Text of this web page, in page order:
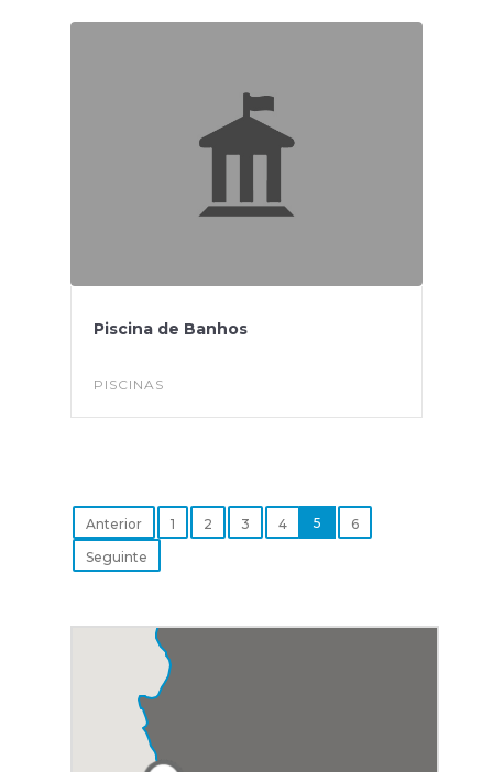
Piscina de Banhos
PISCINAS
Anterior 1 2 3 4 5
6
Seguinte